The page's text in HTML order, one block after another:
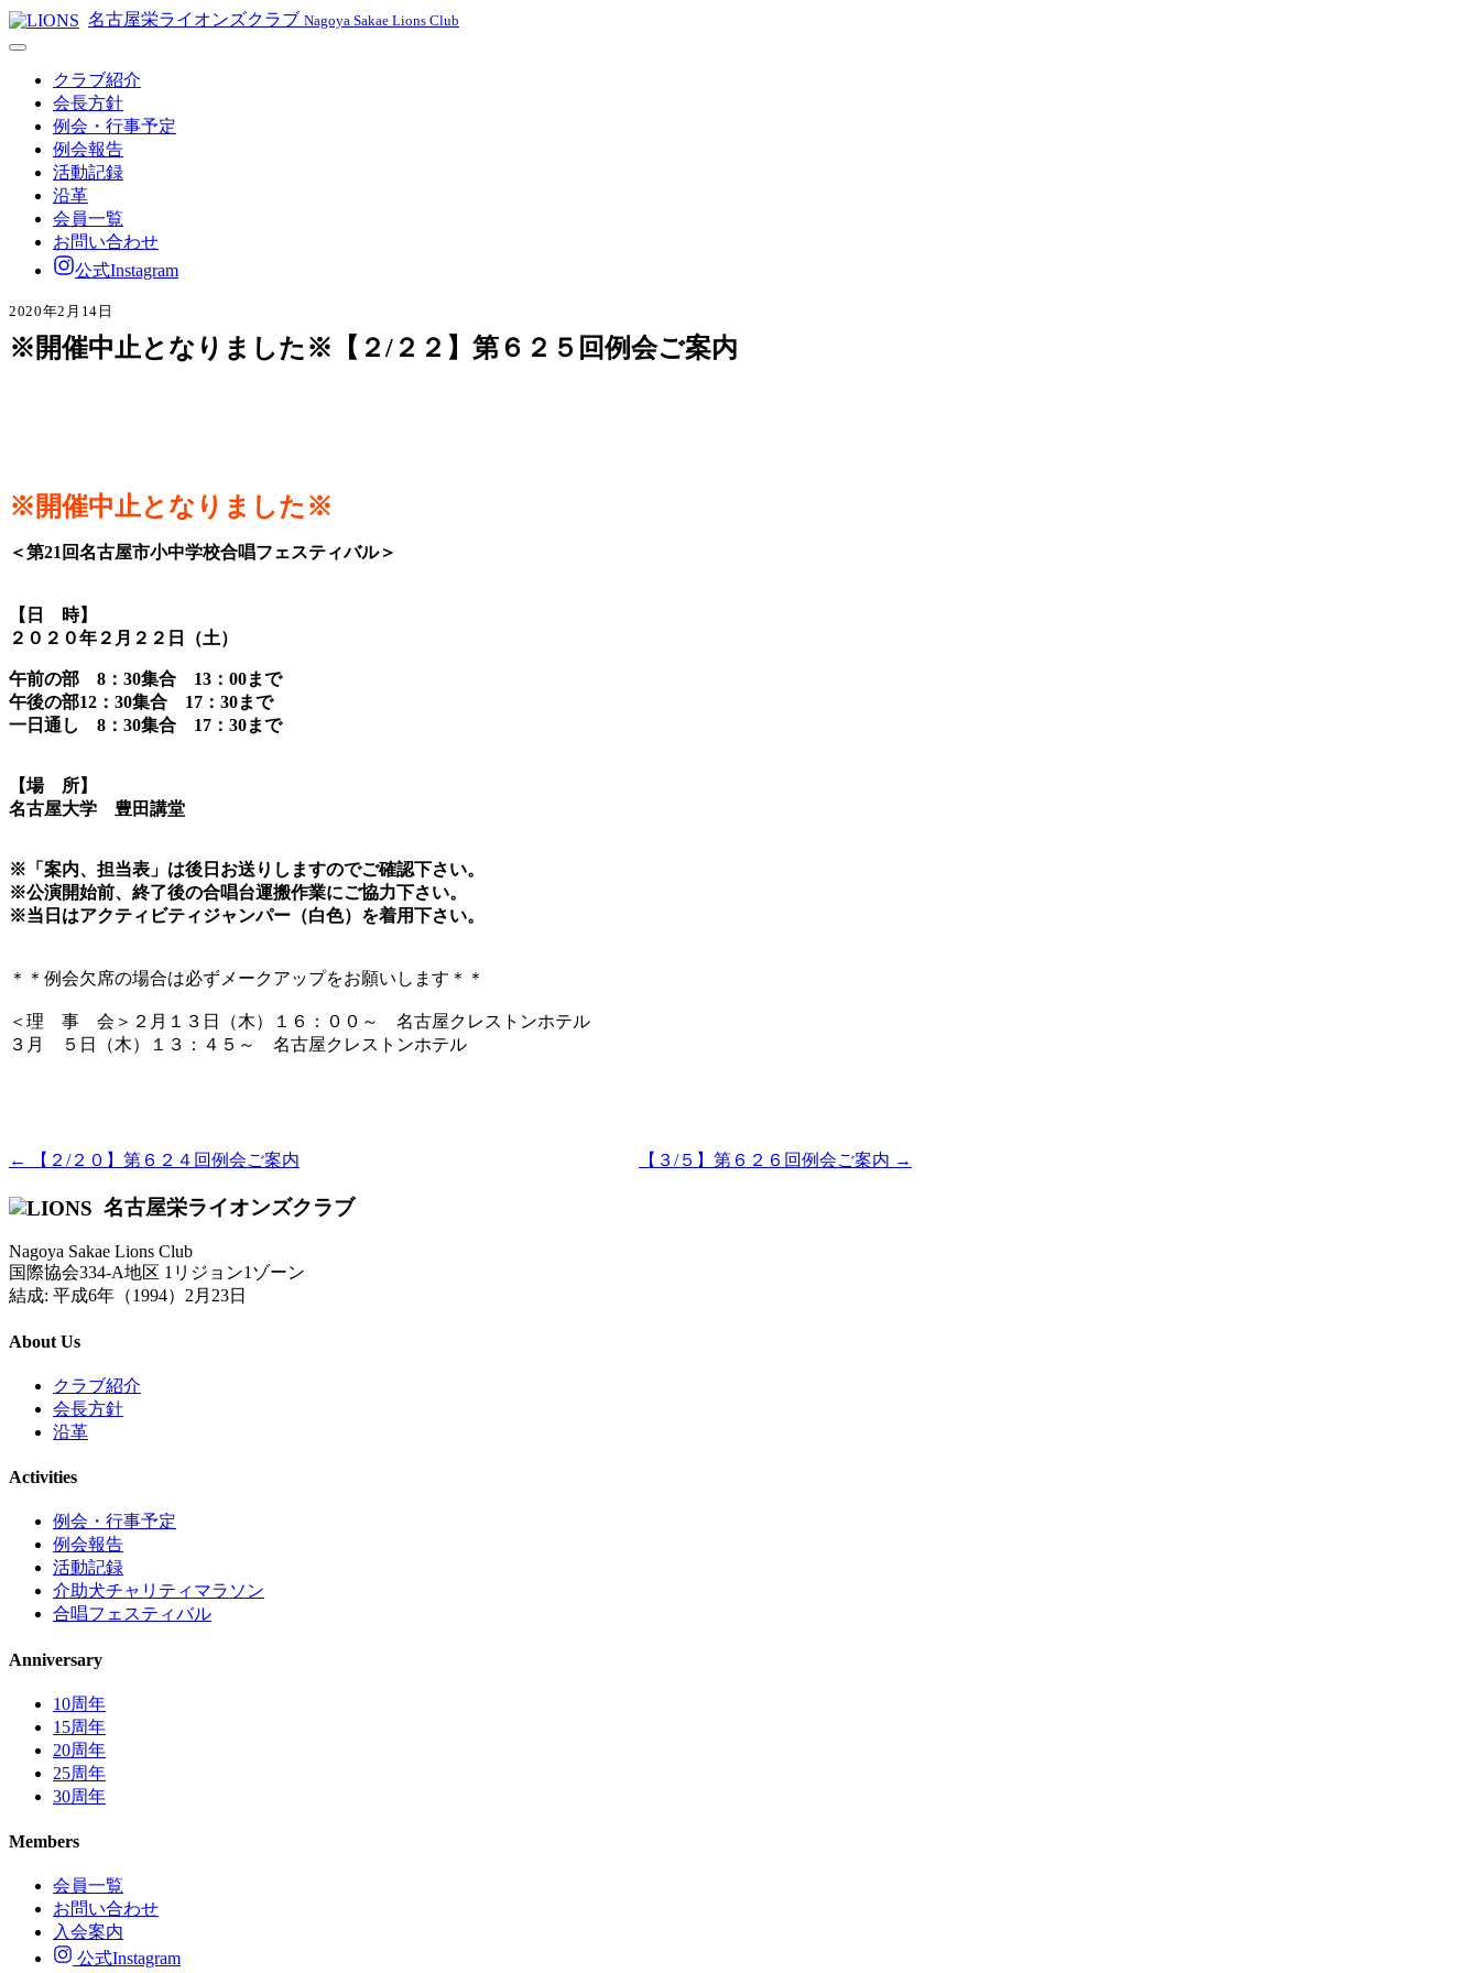
名古屋栄ライオンズクラブ Nagoya Sakae Lions Club
クラブ紹介
会長方針
例会・行事予定
例会報告
活動記録
沿革
会員一覧
お問い合わせ
公式Instagram
2020年2月14日
※開催中止となりました※【２/２２】第６２５回例会ご案内
※開催中止となりました※
＜第21回名古屋市小中学校合唱フェスティバル＞
【日 時】
２０２０年２月２２日（土）
午前の部 8：30集合 13：00まで
午後の部12：30集合 17：30まで
一日通し 8：30集合 17：30まで
【場 所】
名古屋大学 豊田講堂
※「案内、担当表」は後日お送りしますのでご確認下さい。
※公演開始前、終了後の合唱台運搬作業にご協力下さい。
※当日はアクティビティジャンパー（白色）を着用下さい。
＊＊例会欠席の場合は必ずメークアップをお願いします＊＊
＜理 事 会＞２月１３日（木）１６：００～ 名古屋クレストンホテル
３月 ５日（木）１３：４５～ 名古屋クレストンホテル
← 【２/２０】第６２４回例会ご案内 【３/５】第６２６回例会ご案内 →
名古屋栄ライオンズクラブ
Nagoya Sakae Lions Club
国際協会334-A地区 1リジョン1ゾーン
結成: 平成6年（1994）2月23日
About Us
クラブ紹介
会長方針
沿革
Activities
例会・行事予定
例会報告
活動記録
介助犬チャリティマラソン
合唱フェスティバル
Anniversary
10周年
15周年
20周年
25周年
30周年
Members
会員一覧
お問い合わせ
入会案内
公式Instagram